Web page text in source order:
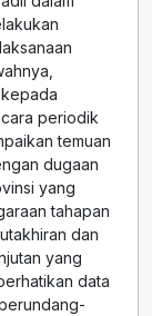
periodik
temuan
dugaan
yang
tahapan
dan
yang
data